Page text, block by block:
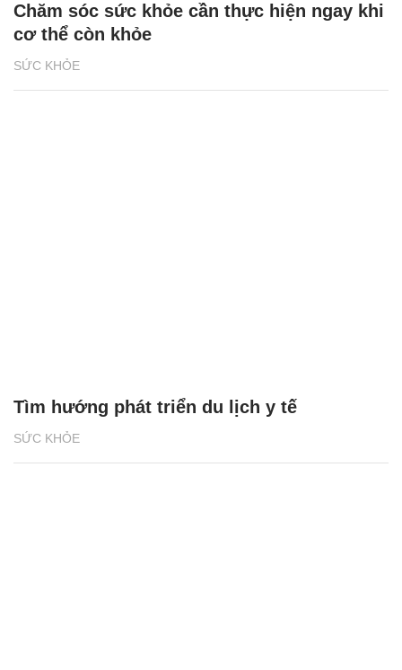
SỨC KHỎE
Chăm sóc sức khỏe cần thực hiện ngay khi
cơ thể còn khỏe
SỨC KHỎE
Tìm hướng phát triển du lịch y tế